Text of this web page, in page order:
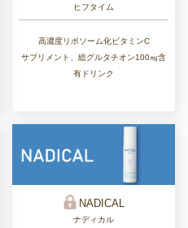
ヒフタイム
高濃度リポソーム化ビタミンC
サプリメント、総グルタチオン100㎎含
有ドリンク
NADICAL
ナディカル